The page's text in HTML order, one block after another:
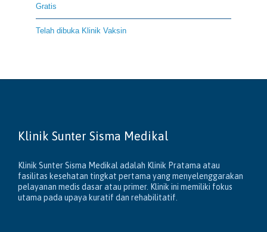
Gratis
Telah dibuka Klinik Vaksin
Klinik Sunter Sisma Medikal
Klinik Sunter Sisma Medikal adalah Klinik Pratama atau
fasilitas kesehatan tingkat pertama yang menyelenggarakan
pelayanan medis dasar atau primer. Klinik ini memiliki fokus
utama pada upaya kuratif dan rehabilitatif.